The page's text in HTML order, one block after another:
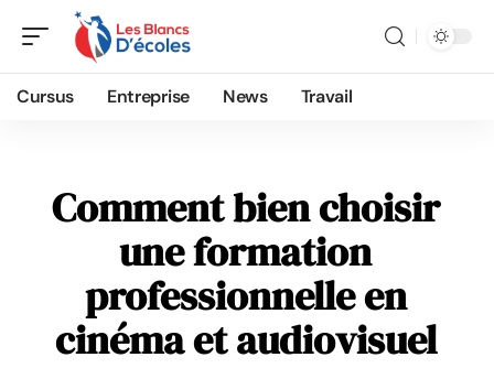
Cursus Entreprise News Travail
Comment bien choisir
une formation
professionnelle en
cinéma et audiovisuel